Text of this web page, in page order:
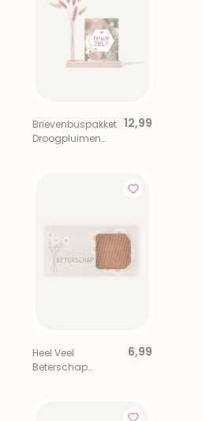
Brievenbuspakket
Droogpluimen
12,99
Heel Veel
Beterschap
6,99